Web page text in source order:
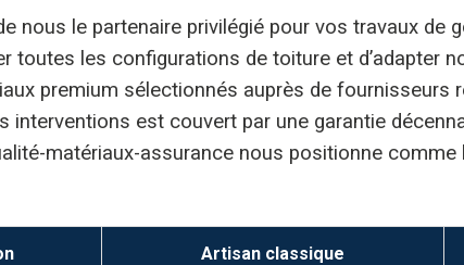
le partenaire privilégié pour vos travaux de
toutes les configurations de toiture et d’adapter
premium sélectionnés auprès de fournisseurs
interventions est couvert par une garantie
matériaux-assurance nous positionne comme
Artisan classique